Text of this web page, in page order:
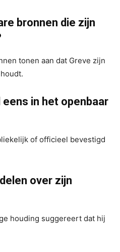
bronnen die zijn
tonen aan dat Greve zijn
in het openbaar
of officieel bevestigd
over zijn
houding suggereert dat hij